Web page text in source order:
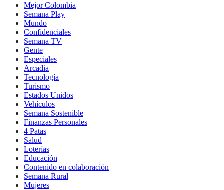
Mejor Colombia
Semana Play
Mundo
Confidenciales
Semana TV
Gente
Especiales
Arcadia
Tecnología
Turismo
Estados Unidos
Vehículos
Semana Sostenible
Finanzas Personales
4 Patas
Salud
Loterías
Educación
Contenido en colaboración
Semana Rural
Mujeres